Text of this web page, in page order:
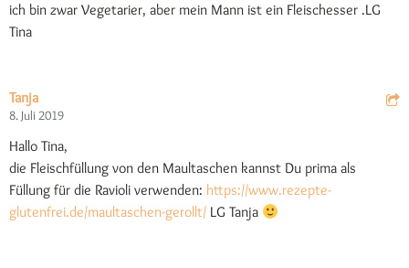
ich bin zwar Vegetarier, aber mein Mann ist ein Fleischesser .LG
Tina
Tanja
8. Juli 2019
Hallo Tina,
die Fleischfüllung von den Maultaschen kannst Du prima als
Füllung für die Ravioli verwenden: https://www.rezepte-
glutenfrei.de/maultaschen-gerollt/ LG Tanja